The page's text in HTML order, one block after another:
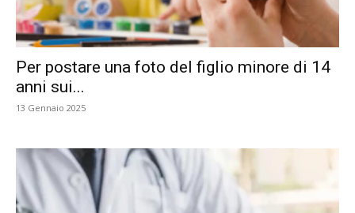
Per postare una foto del figlio minore di 14
anni sui...
13 Gennaio 2025